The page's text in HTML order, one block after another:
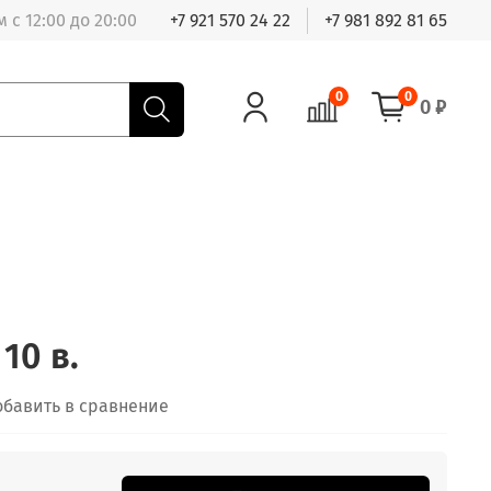
с 12:00 до 20:00 +7 921 570 24 22 +7 981 892 81 65
0 0 0 ₽
в.
в сравнение